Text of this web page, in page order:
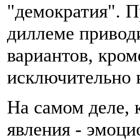
"демократия".
диллеме
вариантов,
исключительно
На самом деле,
явления -